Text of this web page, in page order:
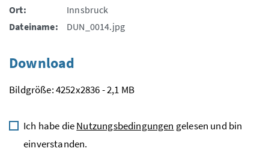
Ort:
Innsbruck
Dateiname:
DUN_0014.jpg
Download
Bildgröße: 4252x2836 - 2,1 MB
Ich habe dieNutzungsbedingungen gelesen und bin
einverstanden.